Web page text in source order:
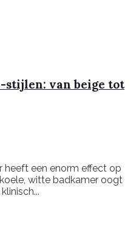
stijlen: van beige tot
heeft een enorm effect op
witte badkamer oogt